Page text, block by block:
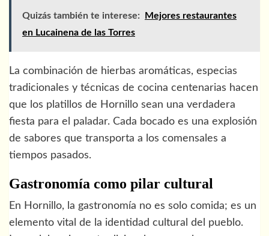
Quizás también te interese:
Mejores restaurantes
en Lucainena de las Torres
La combinación de hierbas aromáticas, especias
tradicionales y técnicas de cocina centenarias hacen
que los platillos de Hornillo sean una verdadera
fiesta para el paladar. Cada bocado es una explosión
de sabores que transporta a los comensales a
tiempos pasados.
Gastronomía como pilar cultural
En Hornillo, la gastronomía no es solo comida; es un
elemento vital de la identidad cultural del pueblo.